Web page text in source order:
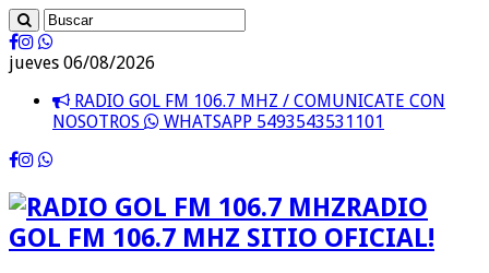
jueves 06/08/2026
RADIO GOL FM 106.7 MHZ / COMUNICATE CON
NOSOTROS
WHATSAPP 5493543531101
RADIO
GOL FM 106.7 MHZ SITIO OFICIAL!